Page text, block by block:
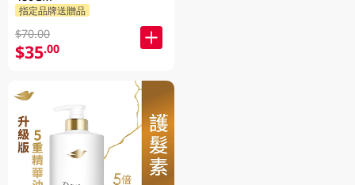
指定品牌送贈品
$70.00
$35.00